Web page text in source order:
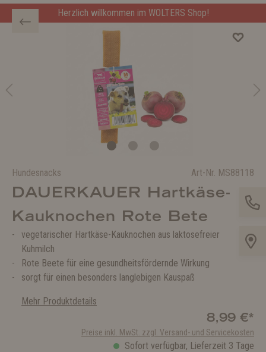
Herzlich willkommen im WOLTERS Shop!
Hundesnacks Art-Nr. MS88118
DAUERKAUER Hartkäse-
Kauknochen Rote Bete
vegetarischer Hartkäse-Kauknochen aus laktosefreier
Kuhmilch
Rote Beete für eine gesundheitsfördernde Wirkung
sorgt für einen besonders langlebigen Kauspaß
Mehr Produktdetails
8,99 €*
Preise inkl. MwSt. zzgl. Versand- und Servicekosten
Sofort verfügbar, Lieferzeit 3 Tage